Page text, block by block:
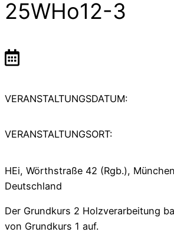
25WHo12-3
VERANSTALTUNGSDATUM:
VERANSTALTUNGSORT:
HEi, Wörthstraße 42 (Rgb.),
Deutschland
Der Grundkurs 2 Holzverarbeitung
von Grundkurs 1 auf.